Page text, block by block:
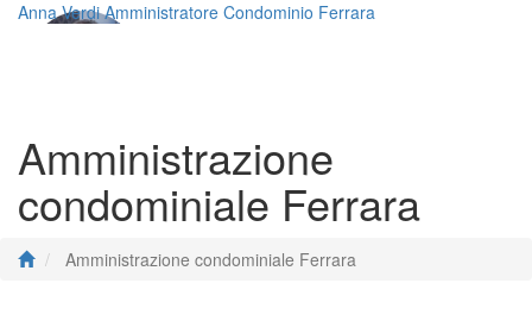
Anna Verdi Amministratore Condominio Ferrara
Amministrazione
condominiale Ferrara
Amministrazione condominiale Ferrara